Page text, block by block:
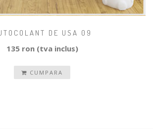
DE USA 09
135 ron (tva inclus)
CUMPARA